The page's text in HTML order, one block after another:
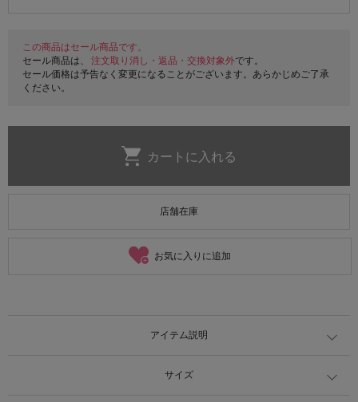
この商品はセール商品です。
セール商品は、 注文取り消し・返品・交換対象外です。
セール価格は予告なく変更になることがございます。あらかじめご了承
ください。
店舗在庫
お気に入りに追加
アイテム説明
サイズ